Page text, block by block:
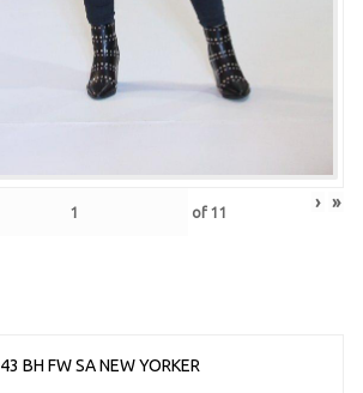
of 11 › »
43 BH FW SA NEW YORKER